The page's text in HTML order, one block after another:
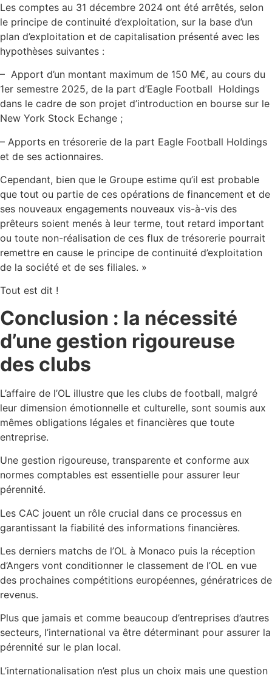
Les comptes au 31 décembre 2024 ont été arrêtés, selon
le principe de continuité d’exploitation, sur la base d’un
plan d’exploitation et de capitalisation présenté avec les
hypothèses suivantes :
– Apport d’un montant maximum de 150 M€, au cours du
1er semestre 2025, de la part d’Eagle Football Holdings
dans le cadre de son projet d’introduction en bourse sur le
New York Stock Echange ;
– Apports en trésorerie de la part Eagle Football Holdings
et de ses actionnaires.
Cependant, bien que le Groupe estime qu’il est probable
que tout ou partie de ces opérations de financement et de
ses nouveaux engagements nouveaux vis-à-vis des
prêteurs soient menés à leur terme, tout retard important
ou toute non-réalisation de ces flux de trésorerie pourrait
remettre en cause le principe de continuité d’exploitation
de la société et de ses filiales. »
Tout est dit !
Conclusion : la nécessité
d’une gestion rigoureuse
des clubs
L’affaire de l’OL illustre que les clubs de football, malgré
leur dimension émotionnelle et culturelle, sont soumis aux
mêmes obligations légales et financières que toute
entreprise.
Une gestion rigoureuse, transparente et conforme aux
normes comptables est essentielle pour assurer leur
pérennité.
Les CAC jouent un rôle crucial dans ce processus en
garantissant la fiabilité des informations financières.
Les derniers matchs de l’OL à Monaco puis la réception
d’Angers vont conditionner le classement de l’OL en vue
des prochaines compétitions européennes, génératrices de
revenus.
Plus que jamais et comme beaucoup d’entreprises d’autres
secteurs, l’international va être déterminant pour assurer la
pérennité sur le plan local.
L’internationalisation n’est plus un choix mais une question